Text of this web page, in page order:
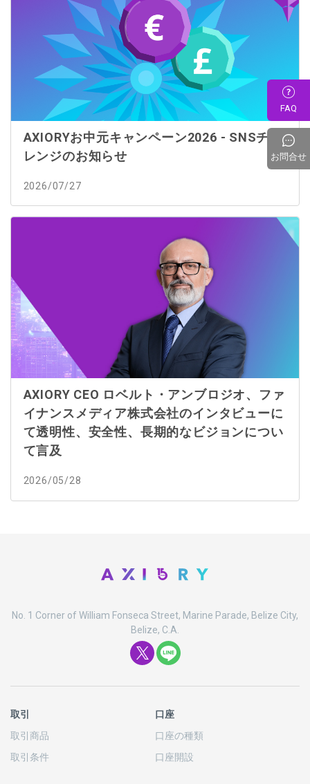
AXIORYお中元キャンペーン2026 - SNSチャ
レンジのお知らせ
2026/07/27
AXIORY CEO ロベルト・アンブロジオ、ファ
イナンスメディア株式会社のインタビューに
て透明性、安全性、長期的なビジョンについ
て言及
2026/05/28
No. 1 Corner of William Fonseca Street, Marine Parade, Belize City,
Belize, C.A.
取引
取引商品
取引条件
口座
口座の種類
口座開設
FAQ
お問合せ